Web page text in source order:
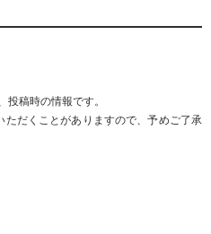
稿時の情報です。
だくことがありますので、予めご了承